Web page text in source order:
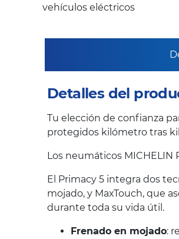
vehículos eléctricos
Detalles del
Tu elección de confianza
protegidos kilómetro tras
Los neumáticos
El Primacy 5 integra dos
mojado, y MaxTouch, que
durante toda su vida útil.
Frenado en mojado: